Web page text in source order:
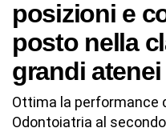
posizioni e
posto nella
grandi
Ottima la performance
Odontoiatria al